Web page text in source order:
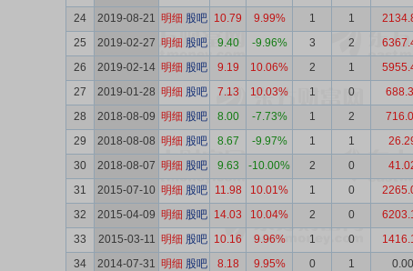
24
2019-08-21 明细 股吧 10.79 9.99% 1 1
25
2019-02-27 明细 股吧 9.40 -9.96% 3 2
26
2019-02-14 明细 股吧 9.19 10.06% 2 1
27
2019-01-28 明细 股吧 7.13 10.03% 1 0
28
2018-08-09 明细 股吧 8.00 -7.73% 1 2
29
2018-08-08 明细 股吧 8.67 -9.97% 1 1
30
2018-08-07 明细 股吧 9.63 -10.00% 2 0
31
2015-07-10 明细 股吧 11.98 10.01% 1 0
32
2015-04-09 明细 股吧 14.03 10.04% 2 0
33
2015-03-11 明细 股吧 10.16 9.96% 1 0
34
2014-07-31 明细 股吧 8.18 9.95% 0 1 0.00